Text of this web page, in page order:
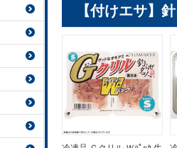
【付けエサ】